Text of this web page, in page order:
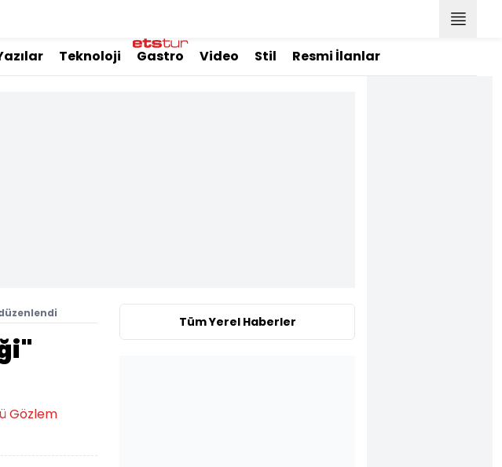
Teknoloji Gastro Video Stil Resmi İlanlar
Gözlem
Tüm Yerel Haberler